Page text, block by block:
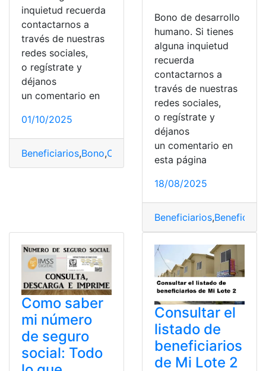
inquietud recuerda
contactarnos a
través de nuestras
redes sociales,
o regístrate y
déjanos
un comentario en
01/10/2025
Beneficiarios,Bono,Cobros Ecuador,Familias
Bono de desarrollo
humano. Si tienes
alguna inquietud
recuerda
contactarnos a
través de nuestras
redes sociales,
o regístrate y
déjanos
un comentario en
esta página
18/08/2025
Beneficiarios,Beneficios
Como saber
mi número
de seguro
social: Todo
Consultar el
listado de
beneficiarios
de Mi Lote 2